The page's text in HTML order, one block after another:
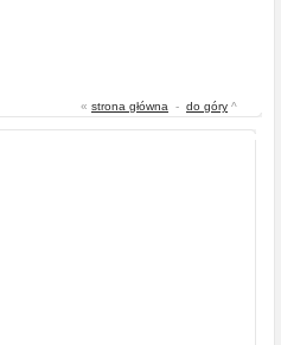
« strona główna - do góry ^